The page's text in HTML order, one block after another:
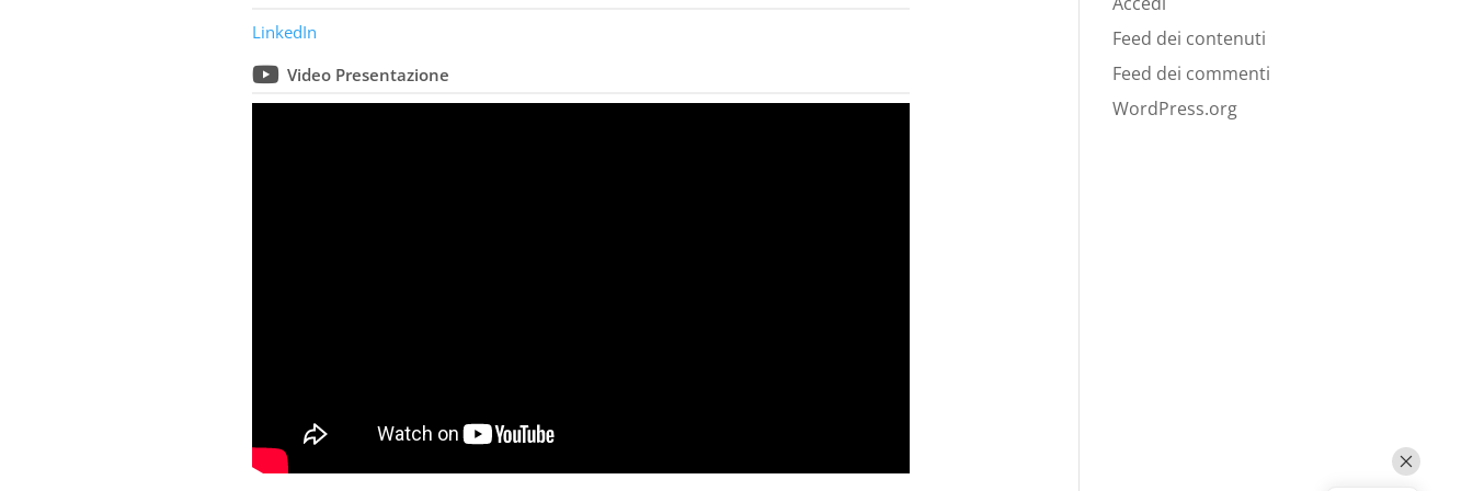
LinkedIn
Video Presentazione
Feed dei contenuti
Feed dei commenti
WordPress.org